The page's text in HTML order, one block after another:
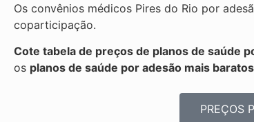
Os convênios médicos Pires do Rio por
coparticipação.
Cote tabela de preços de planos de saúde
os planos de saúde por adesão mais baratos
PREÇOS